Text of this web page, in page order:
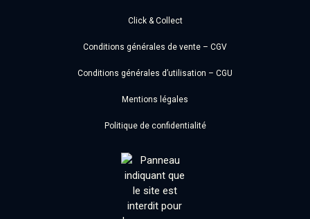
Click & Collect
Conditions générales de vente – CGV
Conditions générales d’utilisation – CGU
Mentions légales
Politique de confidentialité